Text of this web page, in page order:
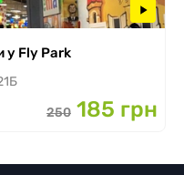
у Fly Park
250 185 грн